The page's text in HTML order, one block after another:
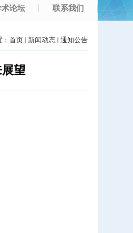
术论坛 联系我们
首页 新闻动态 通知公告
望